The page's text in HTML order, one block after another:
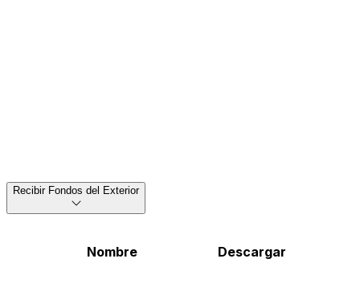
Recibir Fondos del Exterior
Nombre Descargar